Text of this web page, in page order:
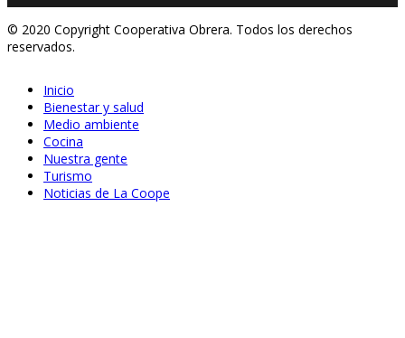
© 2020 Copyright Cooperativa Obrera. Todos los derechos
reservados.
Inicio
Bienestar y salud
Medio ambiente
Cocina
Nuestra gente
Turismo
Noticias de La Coope